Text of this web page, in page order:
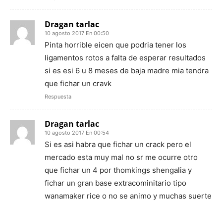
Dragan tarlac
10 agosto 2017 En 00:50
Pinta horrible eicen que podria tener los
ligamentos rotos a falta de esperar resultados
si es esi 6 u 8 meses de baja madre mia tendra
que fichar un cravk
Respuesta
Dragan tarlac
10 agosto 2017 En 00:54
Si es asi habra que fichar un crack pero el
mercado esta muy mal no sr me ocurre otro
que fichar un 4 por thomkings shengalia y
fichar un gran base extracominitario tipo
wanamaker rice o no se animo y muchas suerte